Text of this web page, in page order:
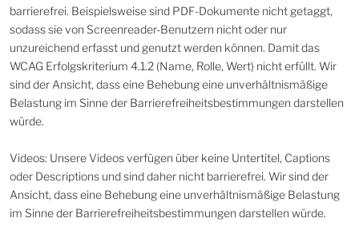
barrierefrei. Beispielsweise sind PDF-Dokumente nicht getaggt,
sodass sie von Screenreader-Benutzern nicht oder nur
unzureichend erfasst und genutzt werden können. Damit das
WCAG Erfolgskriterium 4.1.2 (Name, Rolle, Wert) nicht erfüllt. Wir
sind der Ansicht, dass eine Behebung eine unverhältnismäßige
Belastung im Sinne der Barrierefreiheitsbestimmungen darstellen
würde.
Videos: Unsere Videos verfügen über keine Untertitel, Captions
oder Descriptions und sind daher nicht barrierefrei. Wir sind der
Ansicht, dass eine Behebung eine unverhältnismäßige Belastung
im Sinne der Barrierefreiheitsbestimmungen darstellen würde.